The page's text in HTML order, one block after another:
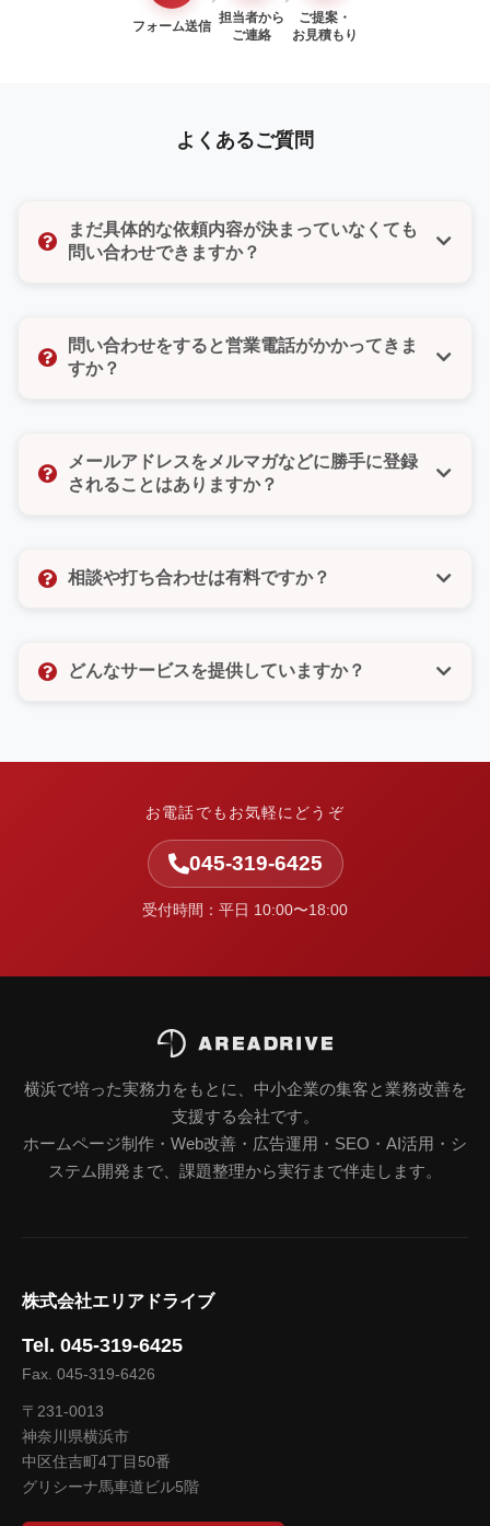
フォーム送信
担当者から
ご連絡
ご提案・
お見積もり
よくあるご質問
まだ具体的な依頼内容が決まっていなくても
問い合わせできますか？
たい」「ちょっとした質問だけでもいいのかな」そん
な気持ちでも大丈夫です。どんな小さなご相談でもお
問い合わせをすると営業電話がかかってきま
すか？
たしません。また、お問い合わせフォームではご希望
の連絡方法（電話・メール・どちらでもよい）をお選
メールアドレスをメルマガなどに勝手に登録
されることはありますか？
なども一切いたしませんので、ご安心ください。お客
相談や打ち合わせは有料ですか？
望をしっかりとお聞きし、最適なご提案をさせていた
どんなサービスを提供していますか？
を整理し、実行まで伴走します。
お電話でもお気軽にどうぞ
045-319-6425
受付時間：平日 10:00〜18:00
横浜で培った実務力をもとに、中小企業の集客と業務改善を
支援する会社です。
ホームページ制作・Web改善・広告運用・SEO・AI活用・シ
ステム開発まで、課題整理から実行まで伴走します。
株式会社エリアドライブ
Tel. 045-319-6425
Fax. 045-319-6426
〒231-0013
神奈川県横浜市
中区住吉町4丁目50番
グリシーナ馬車道ビル5階